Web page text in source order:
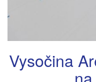
Vysočina